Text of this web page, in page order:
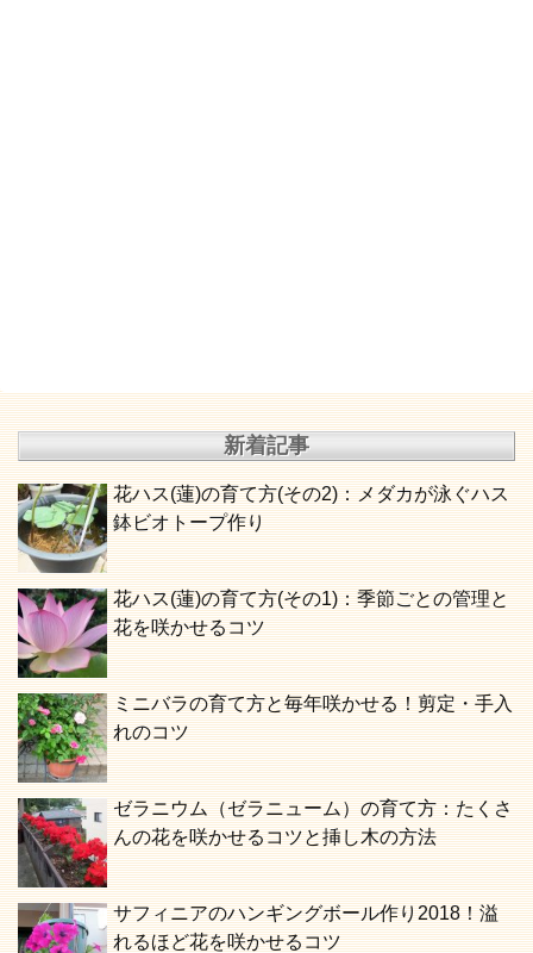
新着記事
花ハス(蓮)の育て方(その2)：メダカが泳ぐハス
鉢ビオトープ作り
花ハス(蓮)の育て方(その1)：季節ごとの管理と
花を咲かせるコツ
ミニバラの育て方と毎年咲かせる！剪定・手入
れのコツ
ゼラニウム（ゼラニューム）の育て方：たくさ
んの花を咲かせるコツと挿し木の方法
サフィニアのハンギングボール作り2018！溢
れるほど花を咲かせるコツ